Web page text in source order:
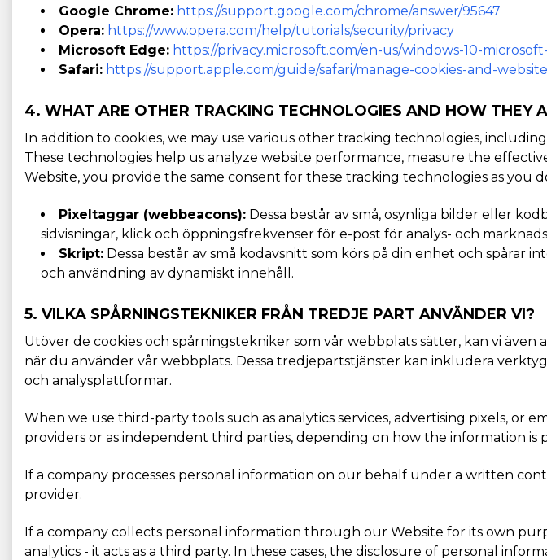
Google Chrome: https://support.google.com/chrome/answer/95647
Opera: https://www.opera.com/help/tutorials/security/privacy
Microsoft Edge: https://privacy.microsoft.com/en-us/windows-10-
Safari: https://support.apple.com/guide/safari/manage-cookies-and-
4. WHAT ARE OTHER TRACKING TECHNOLOGIES AND HOW THEY
In addition to cookies, we may use various other tracking technologies, including
These technologies help us analyze website performance, measure the
Website, you provide the same consent for these tracking technologies as you
Pixeltaggar (webbeacons): Dessa består av små, osynliga bilder eller
sidvisningar, klick och öppningsfrekvenser för e-post för analys- och
Skript: Dessa består av små kodavsnitt som körs på din enhet och
och användning av dynamiskt innehåll.
5. VILKA SPÅRNINGSTEKNIKER FRÅN TREDJE PART ANVÄNDER VI?
Utöver de cookies och spårningstekniker som vår webbplats sätter, kan vi
när du använder vår webbplats. Dessa tredjepartstjänster kan inkludera
och analysplattformar.
When we use third-party tools such as analytics services, advertising pixels, or
providers or as independent third parties, depending on how the information is
If a company processes personal information on our behalf under a written
provider.
If a company collects personal information through our Website for its own
analytics - it acts as a third party. In these cases, the disclosure of personal